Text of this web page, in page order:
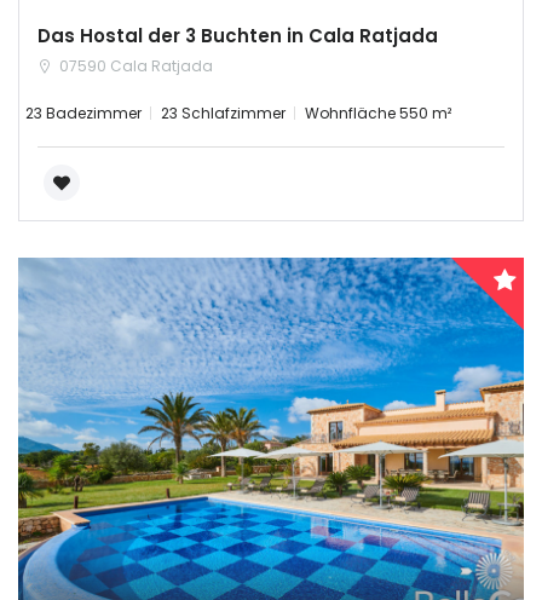
Das Hostal der 3 Buchten in Cala Ratjada
07590 Cala Ratjada
23 Badezimmer 23 Schlafzimmer Wohnfläche 550 m²